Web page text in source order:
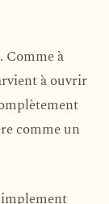
Comme à
à ouvrir
comme un